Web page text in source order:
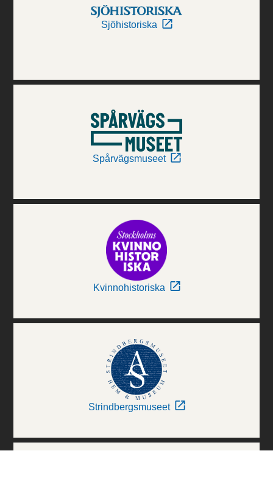
Sjöhistoriska
Spårvägsmuseet
Kvinnohistoriska
Strindbergsmuseet